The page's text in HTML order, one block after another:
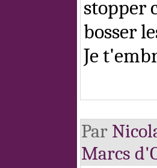
stopper
bosser
Je
Par
Marcs